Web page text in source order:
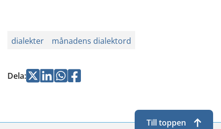
dialekter månadens dialektord
Dela:Jaa Jaa Jaa
Jaa
Till toppen